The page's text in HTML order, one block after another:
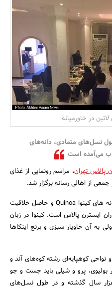
بانک، بیمه و سرمایه
مسکن و ساختمان
در خاورمیانه
طول نسل‌های متمادی، دانه‌های
می‌آمده است
پالاس تهران، مراسم رونمایی از غذای
کینوا نام غذایی ابتکاری با استفاده از دانه های کینوا Quinoa و حاصل خلاقیت
ایسترن پالاس است. کینوا در زبان
به آن خاویار سبزی و برنج اینکاها
نواحی کوه­پا‌‌یه‌­ای رشته کوه‌های آند و
بولیوی، پرو و شیلی باید جست و جو
مردم این مناطق، طی 5 هزار سال گذشته و در طول نسل‌های